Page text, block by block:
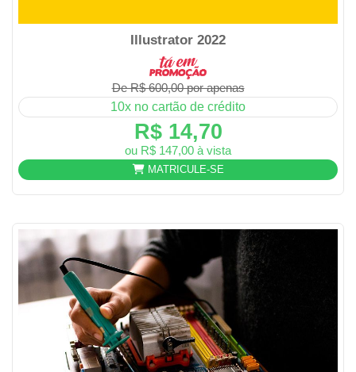
Illustrator 2022
De R$ 600,00 por apenas
10x no cartão de crédito
R$ 14,70
ou R$ 147,00 à vista
MATRICULE-SE